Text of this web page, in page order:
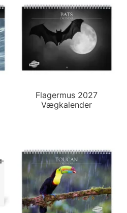
Flagermus 2027
Vægkalender